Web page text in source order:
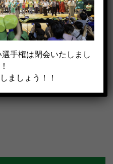
と思った方は
下さい!!
X
電
子
ー
手権は閉会いたしまし
ましょう！！